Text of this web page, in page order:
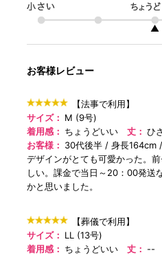
▲
お客様レビュー
【法事で利用】
サイズ： M (9号)
着用感： ちょうどいい 丈：ひ
お客様： 30代後半 身長164cm
デザインがとても可愛かった。
しい。課金で当日～20：00発送
かと思いました。
【葬儀で利用】
サイズ： LL (13号)
着用感： ちょうどいい 丈： --